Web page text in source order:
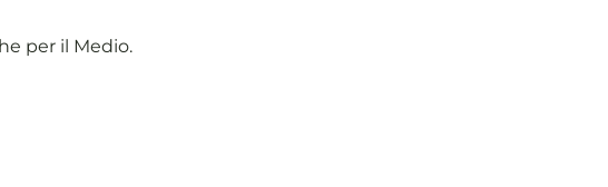
per il Medio.